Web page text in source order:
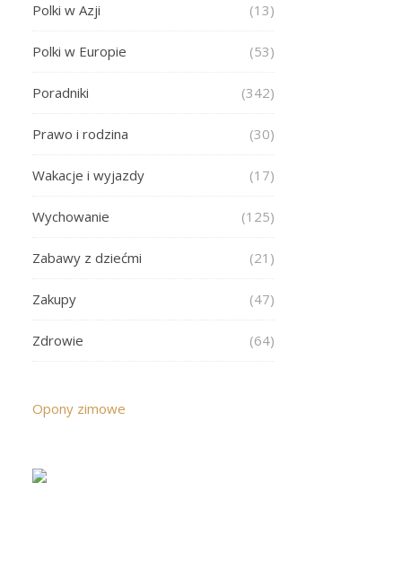
Polki w Azji (13)
Polki w Europie (53)
Poradniki (342)
Prawo i rodzina (30)
Wakacje i wyjazdy (17)
Wychowanie (125)
Zabawy z dziećmi (21)
Zakupy (47)
Zdrowie (64)
Opony zimowe